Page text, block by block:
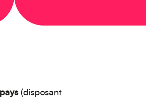
(disposant